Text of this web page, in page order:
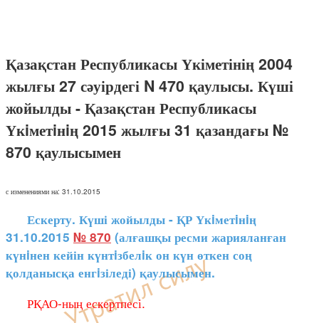
Қазақстан Республикасы Үкіметінің 2004
жылғы 27 сәуірдегі N 470 қаулысы. Күші
жойылды - Қазақстан Республикасы
Үкiметiнiң 2015 жылғы 31 қазандағы №
870 қаулысымен
с изменениями на: 31.10.2015
Ескерту. Күші жойылды - ҚР Үкiметiнiң
31.10.2015 № 870 (алғашқы ресми жарияланған
күнiнен кейін күнтiзбелiк он күн өткен соң
қолданысқа енгiзіледі) қаулысымен.
РҚАО-ның ескертпесі.